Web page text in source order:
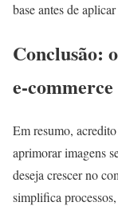
base antes de
Conclusão:
e-commerce
Em resumo,
aprimorar imagens
deseja crescer no
simplifica